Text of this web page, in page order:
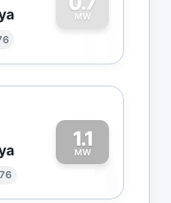
MW
0
1.1
MW1